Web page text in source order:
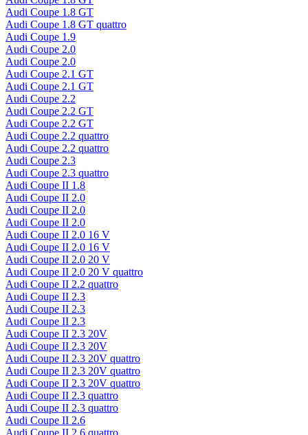
Audi Coupe 1.8 GT
Audi Coupe 1.8 GT quattro
Audi Coupe 1.9
Audi Coupe 2.0
Audi Coupe 2.0
Audi Coupe 2.1 GT
Audi Coupe 2.1 GT
Audi Coupe 2.2
Audi Coupe 2.2 GT
Audi Coupe 2.2 GT
Audi Coupe 2.2 quattro
Audi Coupe 2.2 quattro
Audi Coupe 2.3
Audi Coupe 2.3 quattro
Audi Coupe II 1.8
Audi Coupe II 2.0
Audi Coupe II 2.0
Audi Coupe II 2.0
Audi Coupe II 2.0 16 V
Audi Coupe II 2.0 16 V
Audi Coupe II 2.0 20 V
Audi Coupe II 2.0 20 V quattro
Audi Coupe II 2.2 quattro
Audi Coupe II 2.3
Audi Coupe II 2.3
Audi Coupe II 2.3
Audi Coupe II 2.3 20V
Audi Coupe II 2.3 20V
Audi Coupe II 2.3 20V quattro
Audi Coupe II 2.3 20V quattro
Audi Coupe II 2.3 20V quattro
Audi Coupe II 2.3 quattro
Audi Coupe II 2.3 quattro
Audi Coupe II 2.6
Audi Coupe II 2.6 quattro